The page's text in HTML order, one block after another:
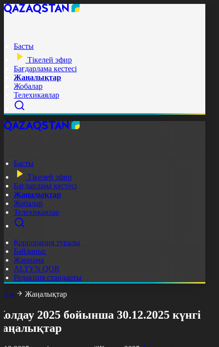
Басты
Тікелей эфир
Бағдарлама кестесі
Жаңалықтар
Жобалар
Телехикаялар
Басты
Тікелей эфир
Бағдарлама кестесі
Жаңалықтар
Жобалар
Телехикаялар
Корпорация туралы
Байланыс
Жарнама
ALTYN QOR
Редакция стандарты
Жаңалықтар
2025 бойынша 30.12.2025 күнгі